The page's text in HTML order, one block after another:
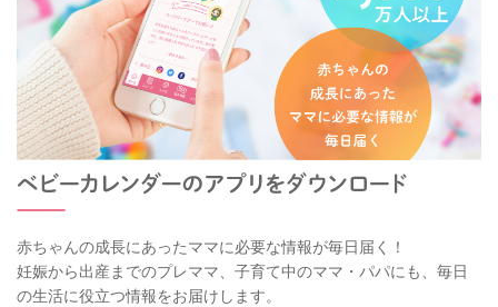
赤ちゃんの成長にあったママに必要な情報が毎日届く！
妊娠から出産までのプレママ、子育て中のママ・パパにも、毎日
の生活に役立つ情報をお届けします。